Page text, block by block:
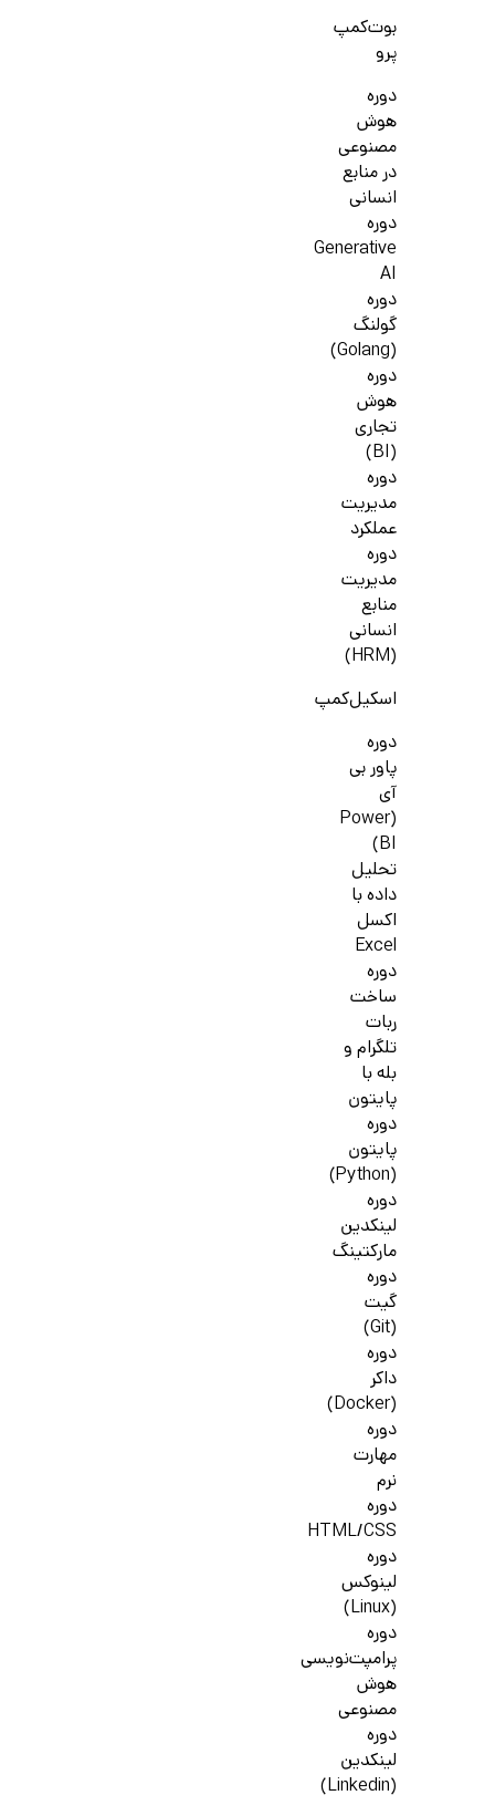
بوت‌کمپ
پرو
دوره
هوش
مصنوعی
در منابع
انسانی
دوره
Generative
AI
دوره
گولنگ
(Golang)
دوره
هوش
تجاری
(BI)
دوره
مدیریت
عملکرد
دوره
مدیریت
منابع
انسانی
(HRM)
اسکیل‌کمپ
دوره
پاور بی
آی
(Power
BI)
تحلیل
داده با
اکسل
Excel
دوره
ساخت
ربات
تلگرام و
بله با
پایتون
دوره
پایتون
(Python)
دوره
لینکدین
مارکتینگ
دوره
گیت
(Git)
دوره
داکر
(Docker)
دوره
مهارت
نرم
دوره
HTML/CSS
دوره
لینوکس
(Linux)
دوره
پرامپت‌نویسی
هوش
مصنوعی
دوره
لینکدین
(Linkedin)